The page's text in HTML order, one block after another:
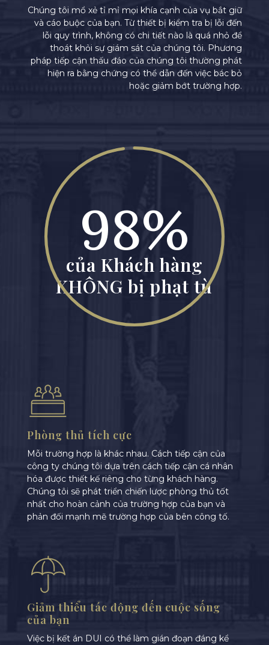
Chúng tôi mổ xẻ tỉ mỉ mọi khía cạnh của vụ bắt giữ
và cáo buộc của bạn. Từ thiết bị kiểm tra bị lỗi đến
lỗi quy trình, không có chi tiết nào là quá nhỏ để
thoát khỏi sự giám sát của chúng tôi. Phương
pháp tiếp cận thấu đáo của chúng tôi thường phát
hiện ra bằng chứng có thể dẫn đến việc bác bỏ
hoặc giảm bớt trường hợp.
98%
của Khách hàng
KHÔNG bị phạt tù
Phòng thủ tích cực
Mỗi trường hợp là khác nhau. Cách tiếp cận của
công ty chúng tôi dựa trên cách tiếp cận cá nhân
hóa được thiết kế riêng cho từng khách hàng.
Chúng tôi sẽ phát triển chiến lược phòng thủ tốt
nhất cho hoàn cảnh của trường hợp của bạn và
phản đối mạnh mẽ trường hợp của bên công tố.
Giảm thiểu tác động đến cuộc sống
của bạn
Việc bị kết án DUI có thể làm gián đoạn đáng kể